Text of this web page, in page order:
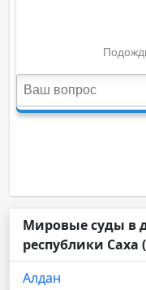
Мировые суды в
республики Саха
Алдан